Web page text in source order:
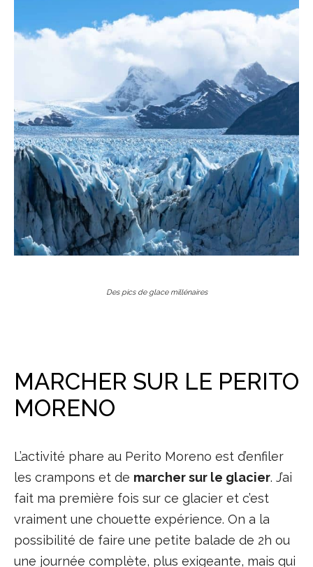
Des pics de glace millénaires
MARCHER SUR LE PERITO
MORENO
L’activité phare au Perito Moreno est d’enfiler
les crampons et de marcher sur le glacier. J’ai
fait ma première fois sur ce glacier et c’est
vraiment une chouette expérience. On a la
possibilité de faire une petite balade de 2h ou
une journée complète, plus exigeante, mais qui